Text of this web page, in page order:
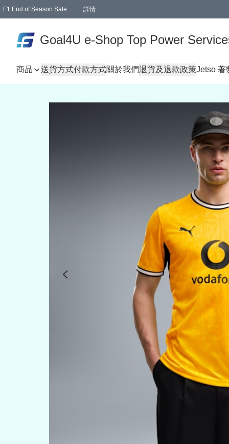
F1 End of Season Sale 詳情
Goal4U e-Shop Top Power
商品 送貨方式付款方式關於我們退貨及退款政策Jetso 著